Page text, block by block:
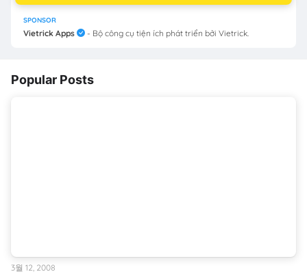
SPONSOR
Vietrick Apps - Bộ công cụ tiện ích phát triển bởi Vietrick.
Popular Posts
3월 12, 2008